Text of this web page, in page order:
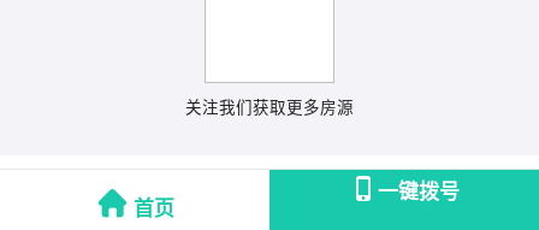
首页
一键拨号
关注我们获取更多房源